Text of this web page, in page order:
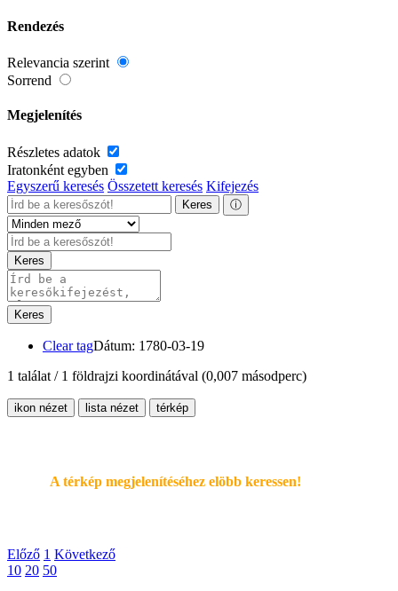
Rendezés
Relevancia szerint
Sorrend
Megjelenítés
Részletes adatok
Iratonként egyben
Egyszerű keresés Összetett keresés Kifejezés
Keres ⓘ
Keres
Keres
Clear tagDátum: 1780-03-19
1 találat / 1 földrajzi koordinátával (0,007 másodperc)
ikon nézet lista nézet térkép
A térkép megjelenítéséhez elöbb keressen!
Előző 1 Következő
10 20 50